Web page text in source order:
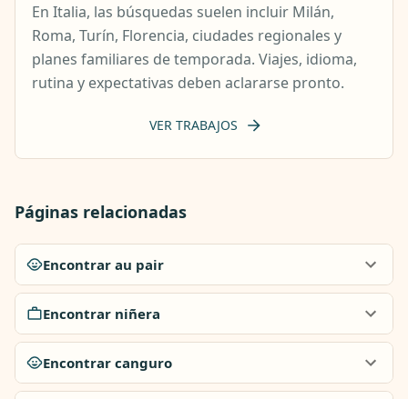
En Italia, las búsquedas suelen incluir Milán,
Roma, Turín, Florencia, ciudades regionales y
planes familiares de temporada. Viajes, idioma,
rutina y expectativas deben aclararse pronto.
VER TRABAJOS
Páginas relacionadas
Encontrar au pair
Encontrar niñera
Encontrar canguro